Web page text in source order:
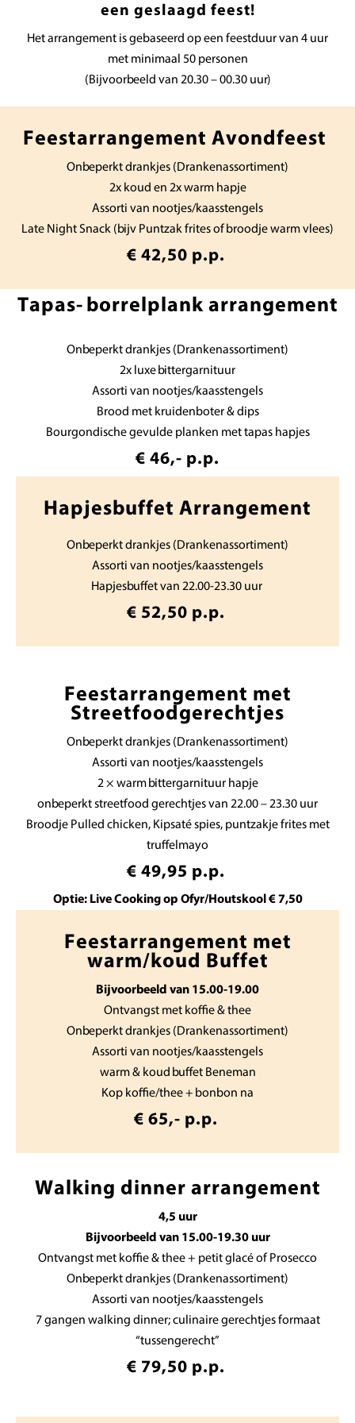
een geslaagd feest!
Het arrangement is gebaseerd op een feestduur van 4 uur
met minimaal 50 personen
(Bijvoorbeeld van 20.30 – 00.30 uur)
Feestarrangement Avondfeest
Onbeperkt drankjes (Drankenassortiment)
2x koud en 2x warm hapje
Assorti van nootjes/kaasstengels
Late Night Snack (bijv Puntzak frites of broodje warm vlees)
€ 42,50 p.p.
Tapas- borrelplank arrangement
Onbeperkt drankjes (Drankenassortiment)
2x luxe bittergarnituur
Assorti van nootjes/kaasstengels
Brood met kruidenboter & dips
Bourgondische gevulde planken met tapas hapjes
€ 46,- p.p.
Hapjesbuffet Arrangement
Onbeperkt drankjes (Drankenassortiment)
Assorti van nootjes/kaasstengels
Hapjesbuffet van 22.00-23.30 uur
€ 52,50 p.p.
Feestarrangement met
Streetfoodgerechtjes
Onbeperkt drankjes (Drankenassortiment)
Assorti van nootjes/kaasstengels
2 × warm bittergarnituur hapje
onbeperkt streetfood gerechtjes van 22.00 – 23.30 uur
Broodje Pulled chicken, Kipsaté spies, puntzakje frites met
truffelmayo
€ 49,95 p.p.
Optie: Live Cooking op Ofyr/Houtskool € 7,50
Feestarrangement met
warm/koud Buffet
Bijvoorbeeld van 15.00-19.00
Ontvangst met koffie & thee
Onbeperkt drankjes (Drankenassortiment)
Assorti van nootjes/kaasstengels
warm & koud buffet Beneman
Kop koffie/thee + bonbon na
€ 65,- p.p.
Walking dinner arrangement
4,5 uur
Bijvoorbeeld van 15.00-19.30 uur
Ontvangst met koffie & thee + petit glacé of Prosecco
Onbeperkt drankjes (Drankenassortiment)
Assorti van nootjes/kaasstengels
7 gangen walking dinner; culinaire gerechtjes formaat
“tussengerecht”
€ 79,50 p.p.